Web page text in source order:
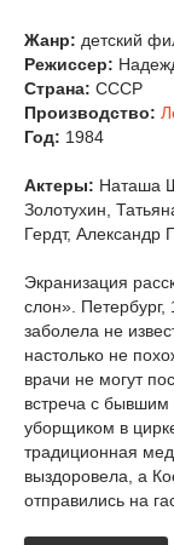
Жанр: детский
Режиссер:
Страна: СССР
Производство:
Год: 1984
Актеры: Наташа
Золотухин,
Гердт, Александр
Экранизация
слон». Петербург,
заболела не
настолько не
врачи не могут
встреча с
уборщиком в
традиционная
выздоровела, а
отправились на